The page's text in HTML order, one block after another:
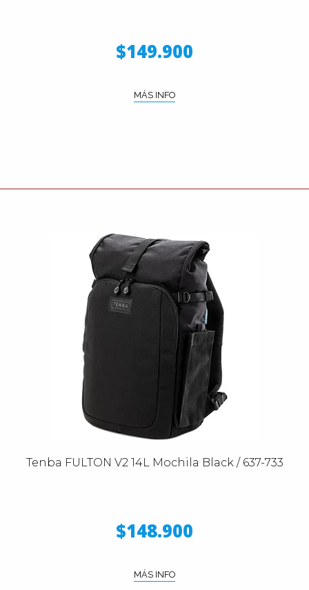
$149.900
MÁS INFO
Tenba FULTON V2 14L Mochila Black / 637-733
$148.900
MÁS INFO